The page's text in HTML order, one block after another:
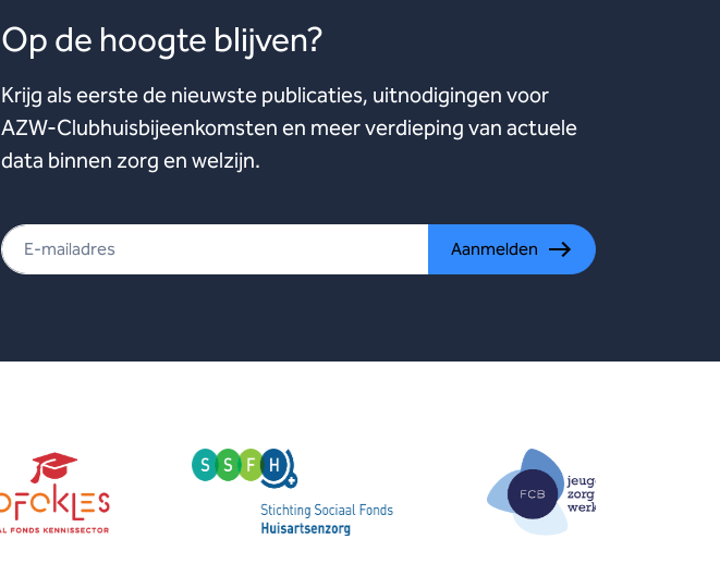
Op de hoogte blijven?
Krijg als eerste de nieuwste publicaties, uitnodigingen voor
AZW-Clubhuisbijeenkomsten en meer verdieping van actuele
data binnen zorg en welzijn.
Aanmelden